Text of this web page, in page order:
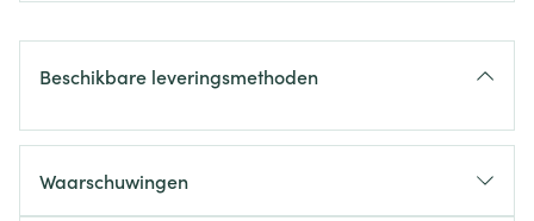
Beschikbare leveringsmethoden
Waarschuwingen